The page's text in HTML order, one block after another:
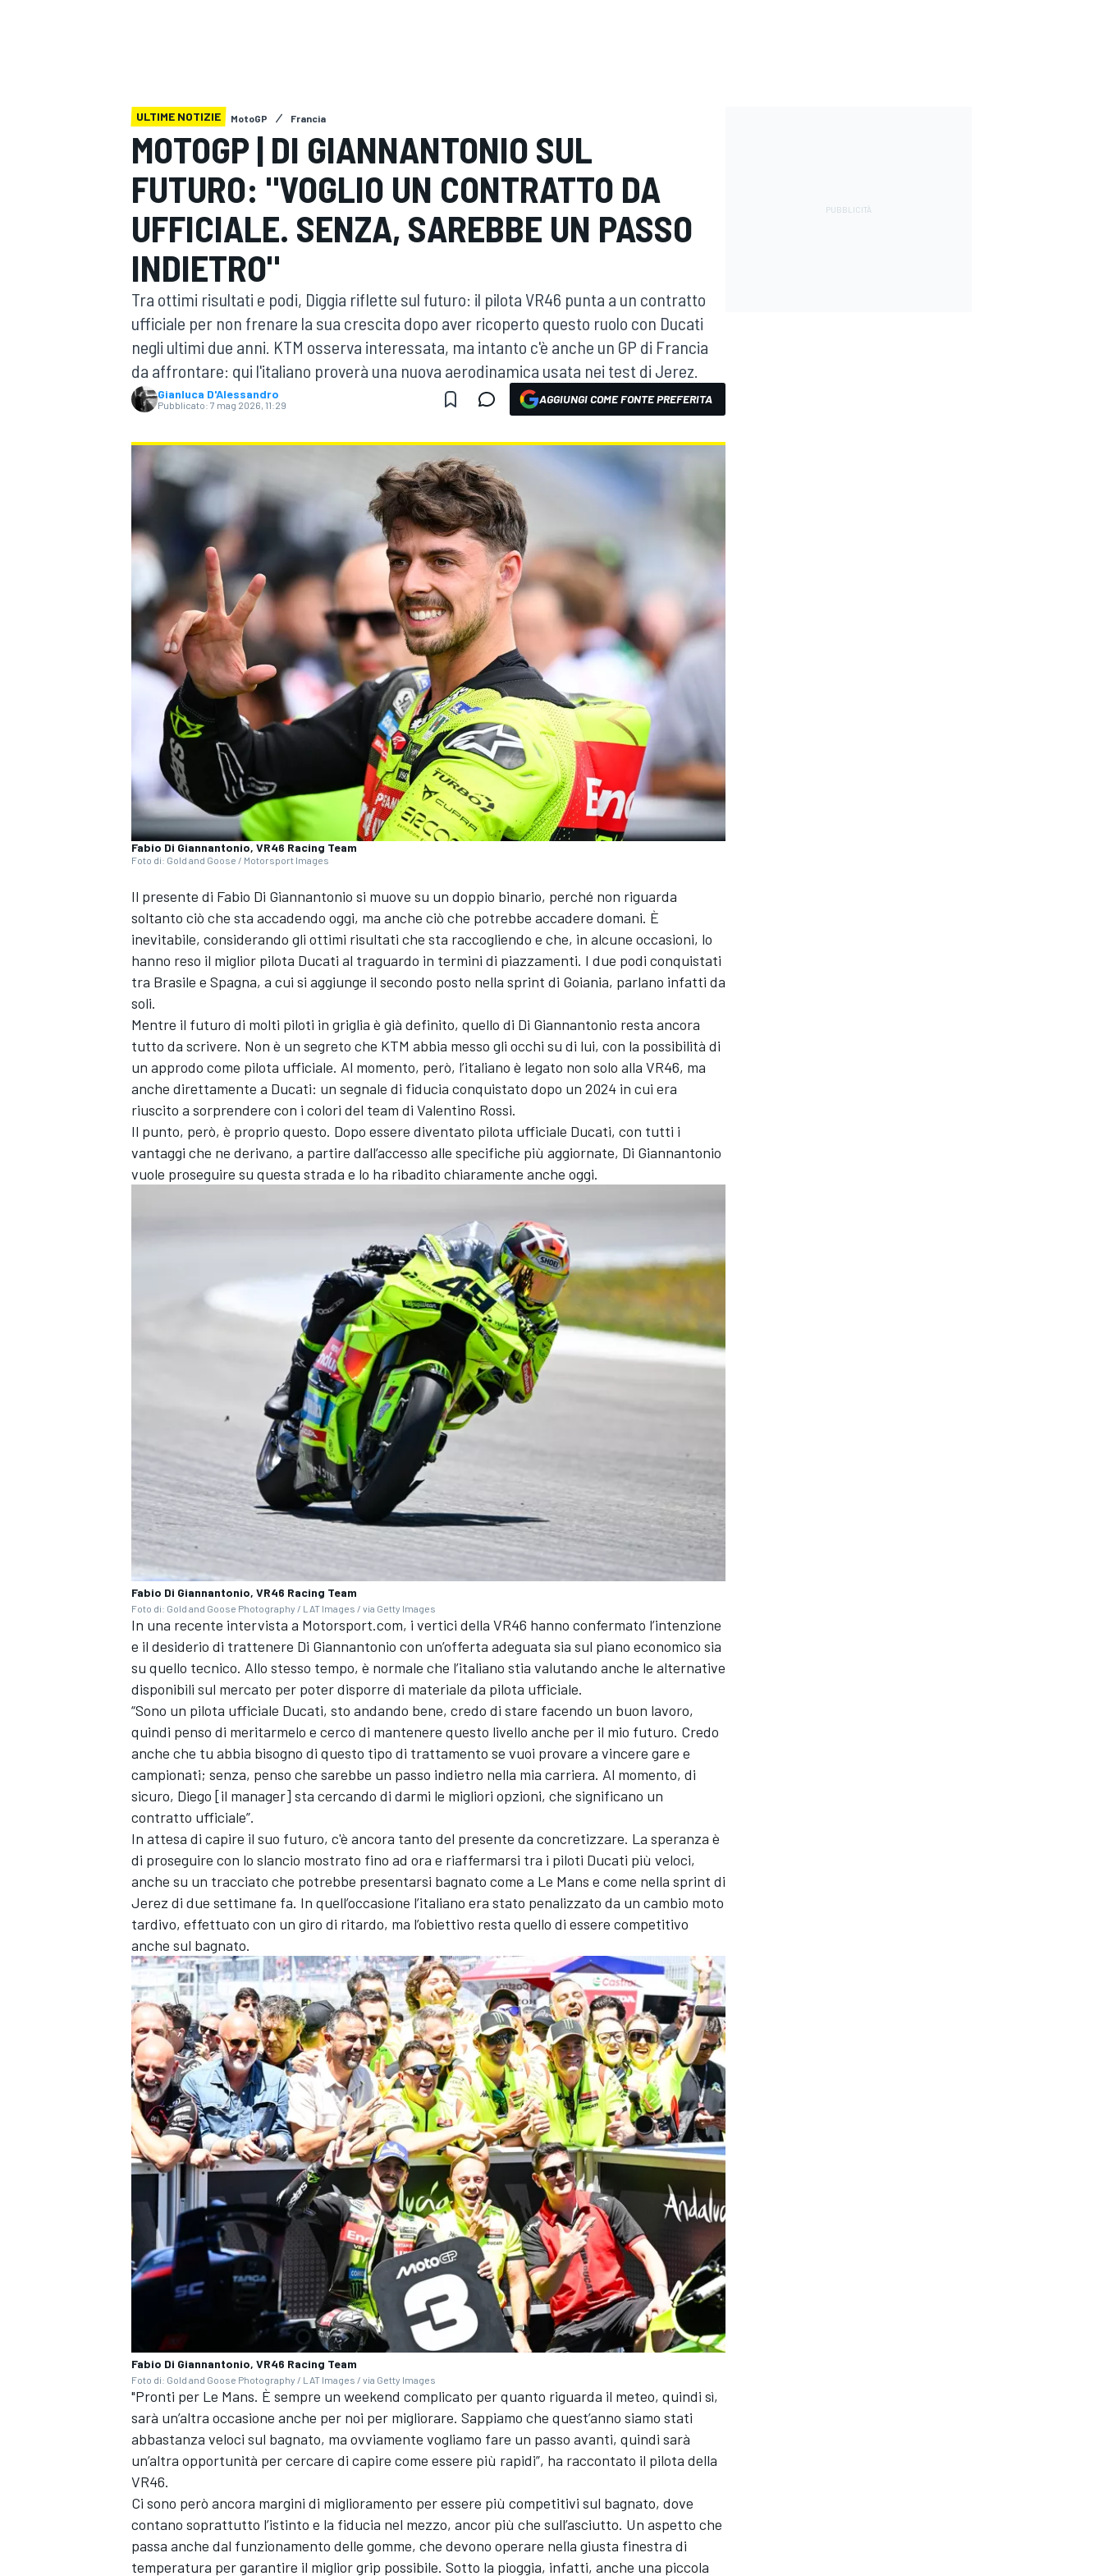
WRC
MONOPOSTO
MONOMARCA
RALLY
ULTIME NOTIZIE MotoGP Francia
MOTOGP | DI GIANNANTONIO SUL
FUTURO: "VOGLIO UN CONTRATTO DA
UFFICIALE. SENZA, SAREBBE UN PASSO
INDIETRO"
Tra ottimi risultati e podi, Diggia riflette sul futuro: il pilota VR46 punta a un contratto
ufficiale per non frenare la sua crescita dopo aver ricoperto questo ruolo con Ducati
negli ultimi due anni. KTM osserva interessata, ma intanto c'è anche un GP di Francia
da affrontare: qui l'italiano proverà una nuova aerodinamica usata nei test di Jerez.
Gianluca D'Alessandro
Pubblicato: 7 mag 2026, 11:29 AGGIUNGI COME FONTE PREFERITA
Fabio Di Giannantonio, VR46 Racing Team
Foto di: Gold and Goose / Motorsport Images
Il presente di Fabio Di Giannantonio si muove su un doppio binario, perché non riguarda
soltanto ciò che sta accadendo oggi, ma anche ciò che potrebbe accadere domani. È
inevitabile, considerando gli ottimi risultati che sta raccogliendo e che, in alcune occasioni, lo
hanno reso il miglior pilota Ducati al traguardo in termini di piazzamenti. I due podi conquistati
tra Brasile e Spagna, a cui si aggiunge il secondo posto nella sprint di Goiania, parlano infatti da
soli.
Mentre il futuro di molti piloti in griglia è già definito, quello di Di Giannantonio resta ancora
tutto da scrivere. Non è un segreto che KTM abbia messo gli occhi su di lui, con la possibilità di
un approdo come pilota ufficiale. Al momento, però, l’italiano è legato non solo alla VR46, ma
anche direttamente a Ducati: un segnale di fiducia conquistato dopo un 2024 in cui era
riuscito a sorprendere con i colori del team di Valentino Rossi.
Il punto, però, è proprio questo. Dopo essere diventato pilota ufficiale Ducati, con tutti i
vantaggi che ne derivano, a partire dall’accesso alle specifiche più aggiornate, Di Giannantonio
vuole proseguire su questa strada e lo ha ribadito chiaramente anche oggi.
Fabio Di Giannantonio, VR46 Racing Team
Foto di: Gold and Goose Photography / LAT Images / via Getty Images
In una recente intervista a Motorsport.com, i vertici della VR46 hanno confermato l’intenzione
e il desiderio di trattenere Di Giannantonio con un’offerta adeguata sia sul piano economico sia
su quello tecnico. Allo stesso tempo, è normale che l’italiano stia valutando anche le alternative
disponibili sul mercato per poter disporre di materiale da pilota ufficiale.
“Sono un pilota ufficiale Ducati, sto andando bene, credo di stare facendo un buon lavoro,
quindi penso di meritarmelo e cerco di mantenere questo livello anche per il mio futuro. Credo
anche che tu abbia bisogno di questo tipo di trattamento se vuoi provare a vincere gare e
campionati; senza, penso che sarebbe un passo indietro nella mia carriera. Al momento, di
sicuro, Diego [il manager] sta cercando di darmi le migliori opzioni, che significano un
contratto ufficiale”.
In attesa di capire il suo futuro, c'è ancora tanto del presente da concretizzare. La speranza è
di proseguire con lo slancio mostrato fino ad ora e riaffermarsi tra i piloti Ducati più veloci,
anche su un tracciato che potrebbe presentarsi bagnato come a Le Mans e come nella sprint di
Jerez di due settimane fa. In quell’occasione l’italiano era stato penalizzato da un cambio moto
tardivo, effettuato con un giro di ritardo, ma l’obiettivo resta quello di essere competitivo
anche sul bagnato.
Fabio Di Giannantonio, VR46 Racing Team
Foto di: Gold and Goose Photography / LAT Images / via Getty Images
"Pronti per Le Mans. È sempre un weekend complicato per quanto riguarda il meteo, quindi sì,
sarà un’altra occasione anche per noi per migliorare. Sappiamo che quest’anno siamo stati
abbastanza veloci sul bagnato, ma ovviamente vogliamo fare un passo avanti, quindi sarà
un’altra opportunità per cercare di capire come essere più rapidi”, ha raccontato il pilota della
VR46.
Ci sono però ancora margini di miglioramento per essere più competitivi sul bagnato, dove
contano soprattutto l’istinto e la fiducia nel mezzo, ancor più che sull’asciutto. Un aspetto che
passa anche dal funzionamento delle gomme, che devono operare nella giusta finestra di
temperatura per garantire il miglior grip possibile. Sotto la pioggia, infatti, anche una piccola